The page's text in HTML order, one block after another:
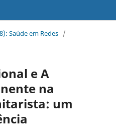
Saúde em Redes /
e A
na
um